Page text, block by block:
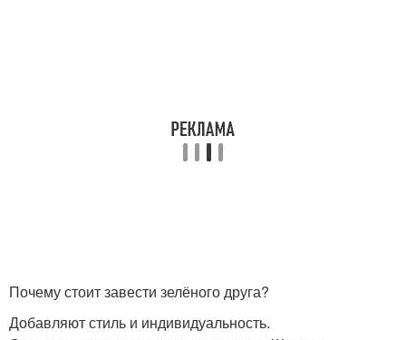
Почему стоит завести зелёного друга?
Добавляют стиль и индивидуальность.